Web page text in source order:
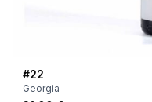
#22
Georgia